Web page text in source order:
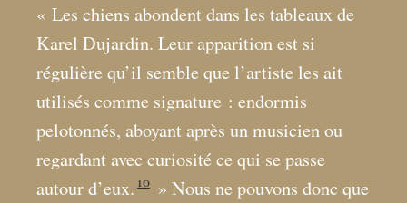
« Les chiens abondent dans les tableaux de
Karel Dujardin. Leur apparition est si
régulière qu’il semble que l’artiste les ait
utilisés comme signature : endormis
pelotonnés, aboyant après un musicien ou
regardant avec curiosité ce qui se passe
autour d’eux. 10 » Nous ne pouvons donc que